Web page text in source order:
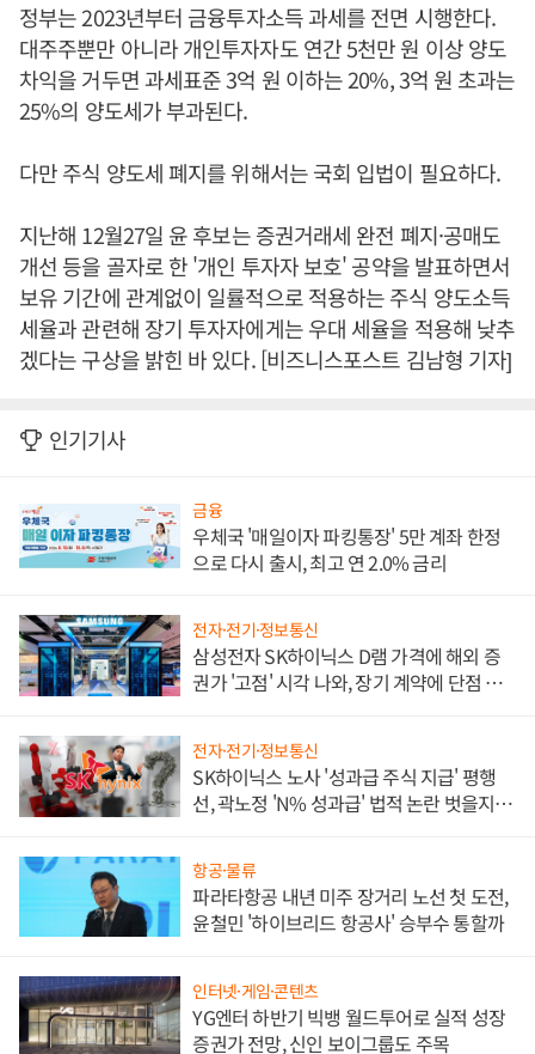
정부는 2023년부터 금융투자소득 과세를 전면 시행한다.
대주주뿐만 아니라 개인투자자도 연간 5천만 원 이상 양도
차익을 거두면 과세표준 3억 원 이하는 20%, 3억 원 초과는
25%의 양도세가 부과된다.
다만 주식 양도세 폐지를 위해서는 국회 입법이 필요하다.
지난해 12월27일 윤 후보는 증권거래세 완전 폐지·공매도
개선 등을 골자로 한 '개인 투자자 보호' 공약을 발표하면서
보유 기간에 관계없이 일률적으로 적용하는 주식 양도소득
세율과 관련해 장기 투자자에게는 우대 세율을 적용해 낮추
겠다는 구상을 밝힌 바 있다. [비즈니스포스트 김남형 기자]
인기기사
금융
우체국 '매일이자 파킹통장' 5만 계좌 한정
으로 다시 출시, 최고 연 2.0% 금리
전자·전기·정보통신
삼성전자 SK하이닉스 D램 가격에 해외 증
권가 '고점' 시각 나와, 장기 계약에 단점 부
전자·전기·정보통신
SK하이닉스 노사 '성과급 주식 지급' 평행
선, 곽노정 'N% 성과급' 법적 논란 벗을지 주
항공·물류
파라타항공 내년 미주 장거리 노선 첫 도전,
윤철민 '하이브리드 항공사' 승부수 통할까
인터넷·게임·콘텐츠
YG엔터 하반기 빅뱅 월드투어로 실적 성장
증권가 전망, 신인 보이그룹도 주목